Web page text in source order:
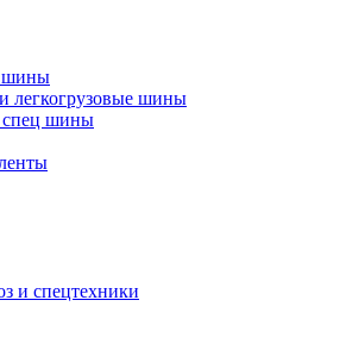
шины
легкогрузовые шины
спец шины
и спецтехники